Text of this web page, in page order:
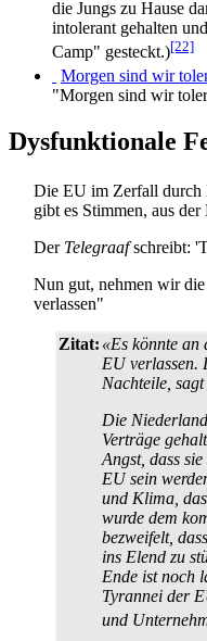
die Jungs zu Hause
intolerant gehalten
Camp" gesteckt.)[22]
Morgen sind wir
"Morgen sind wir
Dysfunktionale
Die EU im Zerfall durch
gibt es Stimmen, aus der
Der Telegraafschreibt:
Nun gut, nehmen wir
verlassen"
Zitat: «Es könnte an
EU verlassen.
Nachteile,
Die
Verträge
Angst, dass
EU sein
und Klima,
wurde dem
bezweifelt,
ins Elend zu
Ende ist noch
Tyrannei der
und